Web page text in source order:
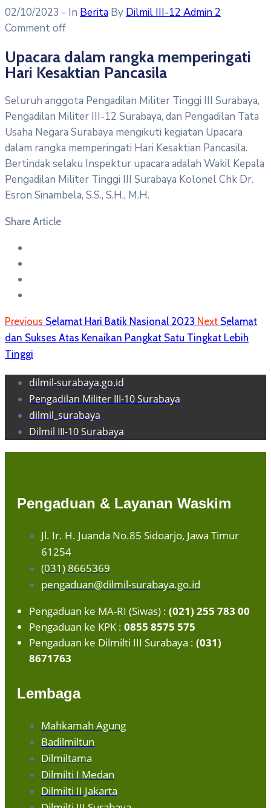
02/10/2023 - In Berita By Dilmil III-12 Admin 2
Comment off
Upacara dalam rangka memperingati
Hari Kesaktian Pancasila
Seluruh anggota Pengadilan Militer Tinggi III Surabaya,
Pengadilan Militer III-12 Surabaya, dan Pengadilan Tata
Usaha Negara Surabaya mengikuti kegiatan Upacara
dalam rangka memperingati Hari Kesaktian Pancasila.
Bertindak selaku Inspektur upacara adalah Wakil Kepala
Pengadilan Militer Tinggi III Surabaya Kolonel Chk Dr.
Esron Sinambela, S.S., S.H., M.H.
Share Article
Previous Selamat Hari Batik Nasional 2023 Next Selamat
dan Sukses Atas Kenaikan Pangkat Satu Tingkat Lebih
Tinggi
dilmil-surabaya.go.id
Pengadilan Militer III-10 Surabaya
dilmil_surabaya
Dilmil III-10 Surabaya
Pengaduan & Layanan Waskim
Jl. Ir. H. Juanda No.85 Sidoarjo, Jawa Timur
61254
(031) 8665369
pengaduan@dilmil-surabaya.go.id
Pengaduan ke MA-RI (Siwas) : (021) 255 783 00
Pengaduan ke KPK : 0855 8575 575
Pengaduan ke Dilmilti III Surabaya : (031)
8671763
Lembaga
Mahkamah Agung
Badilmiltun
Dilmiltama
Dilmilti I Medan
Dilmilti II Jakarta